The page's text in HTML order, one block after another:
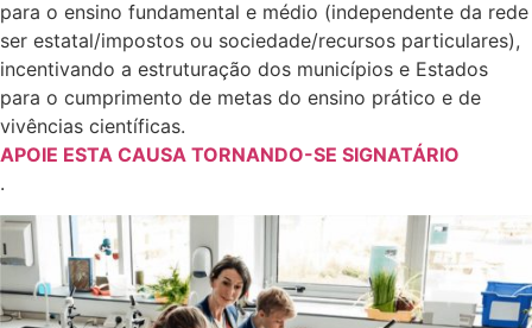
para o ensino fundamental e médio (independente da rede
ser estatal/impostos ou sociedade/recursos particulares),
incentivando a estruturação dos municípios e Estados
para o cumprimento de metas do ensino prático e de
vivências científicas.
APOIE ESTA CAUSA TORNANDO-SE SIGNATÁRIO
.